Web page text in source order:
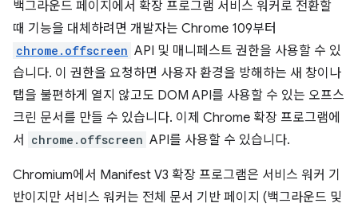
백그라운드 페이지에서 확장 프로그램 서비스 워커로 전환할
때 기능을 대체하려면 개발자는 Chrome 109부터
chrome.offscreen API 및 매니페스트 권한을 사용할 수 있
습니다. 이 권한을 요청하면 사용자 환경을 방해하는 새 창이나
탭을 불편하게 열지 않고도 DOM API를 사용할 수 있는 오프스
크린 문서를 만들 수 있습니다. 이제 Chrome 확장 프로그램에
서
chrome.offscreen API를 사용할 수 있습니다.
Chromium에서 Manifest V3 확장 프로그램은 서비스 워커 기
반이지만 서비스 워커는 전체 문서 기반 페이지 (백그라운드 및